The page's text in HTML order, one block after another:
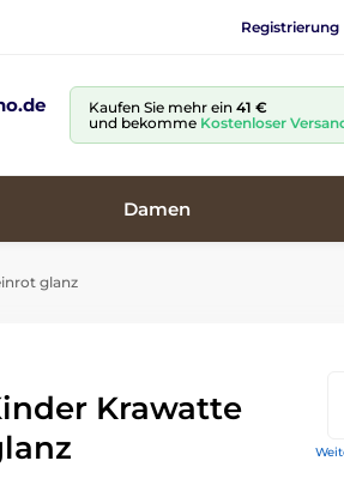
Registrierung
Kaufen Sie mehr ein 41 €
und bekomme Kostenloser
Damen
glanz
Krawatte